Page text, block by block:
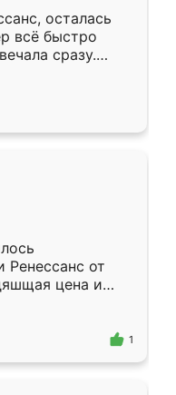
осталась
всё быстро
сразу.
подошёл к
Собрали
даже
Ренессанс от
цена и
Приехавший
самый
1